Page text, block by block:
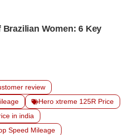
review
Hero xtreme 125R Price
in india
Speed Mileage